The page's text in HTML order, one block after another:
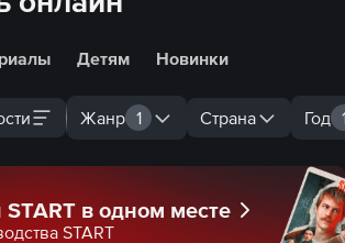
Детям Новинки
Жанр 1 Страна Год
в одном месте
START